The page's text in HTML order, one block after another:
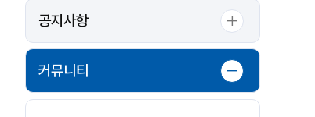
공지사항
커뮤니티